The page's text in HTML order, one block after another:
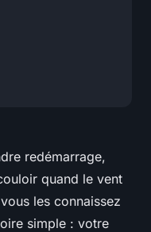
redémarrage,
quand le vent
les connaissez
simple : votre